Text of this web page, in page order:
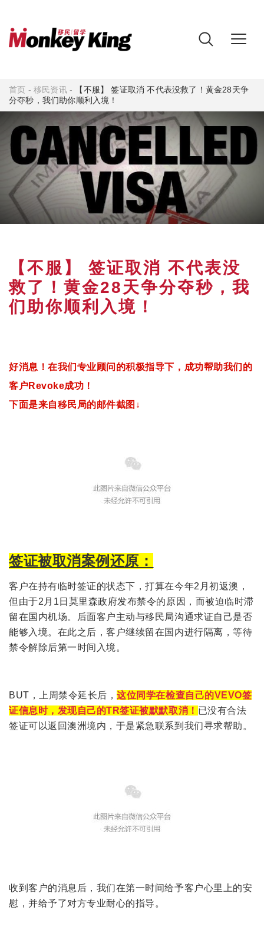
首页 -移民资讯-
【不服】 签证取消 不代表没救了！黄金28天争
分夺秒，我们助你顺利入境！
【不服】 签证取消 不代表没
救了！黄金28天争分夺秒，我
们助你顺利入境！
好消息！在我们专业顾问的积极指导下，成功帮助我们的
客户Revoke成功！
下面是来自移民局的邮件截图↓
签证被取消案例还原：
客户在持有临时签证的状态下，打算在今年2月初返澳，
但由于2月1日莫里森政府发布禁令的原因，而被迫临时滞
留在国内机场。后面客户主动与移民局沟通求证自己是否
能够入境。在此之后，客户继续留在国内进行隔离，等待
禁令解除后第一时间入境。
BUT，上周禁令延长后，这位同学在检查自己的VEVO签
证信息时，发现自己的TR签证被默默取消！ 已没有合法
签证可以返回澳洲境内，于是紧急联系到我们寻求帮助。
收到客户的消息后，我们在第一时间给予客户心里上的安
慰，并给予了对方专业耐心的指导。